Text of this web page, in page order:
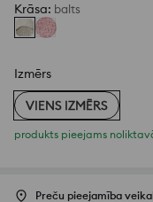
Krāsa: balts
Izmērs
VIENS IZMĒRS
produkts pieejams
Preču pieejamība